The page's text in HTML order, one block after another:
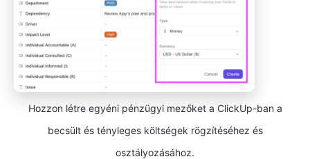
Hozzon létre egyéni pénzügyi mezőket a ClickUp-ban a
becsült és tényleges költségek rögzítéséhez és
osztályozásához.